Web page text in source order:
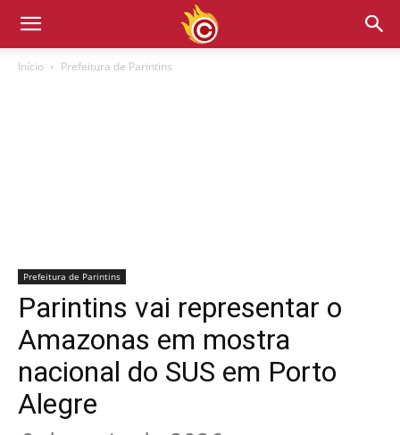
Início Prefeitura de Parintins
Prefeitura de Parintins
Parintins vai representar o
Amazonas em mostra
nacional do SUS em Porto
Alegre